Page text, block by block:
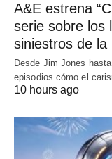
A&E estrena
serie sobre los
siniestros de la
Desde Jim Jones
episodios cómo el
10 hours ago